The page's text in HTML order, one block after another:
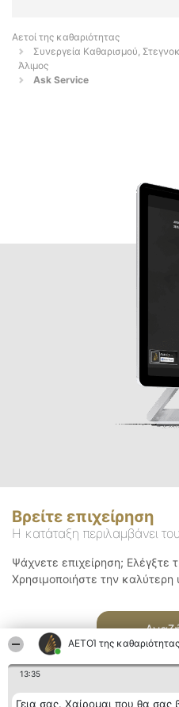
ΑΕΤΟΊ της καθαριότητας
13:35
Γεια σας. Χαίρομαι που θα σας
Αετοί της καθαριότητας
Συνεργεία Καθαρισμού,
Άλιμος
Ask Service
Βρείτε επιχείρηση
Η κατάταξη περιλαμβάνει
Ψάχνετε επιχείρηση; Ελέγξτε
Χρησιμοποιήστε την καλύτερη